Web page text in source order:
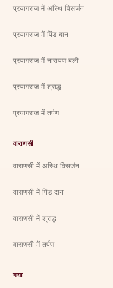
प्रयागराज में अस्थि विसर्जन
प्रयागराज में पिंड दान
प्रयागराज में नारायण बली
प्रयागराज में श्राद्ध
प्रयागराज में तर्पण
वाराणसी
वाराणसी में अस्थि विसर्जन
वाराणसी में पिंड दान
वाराणसी में श्राद्ध
वाराणसी में तर्पण
गया